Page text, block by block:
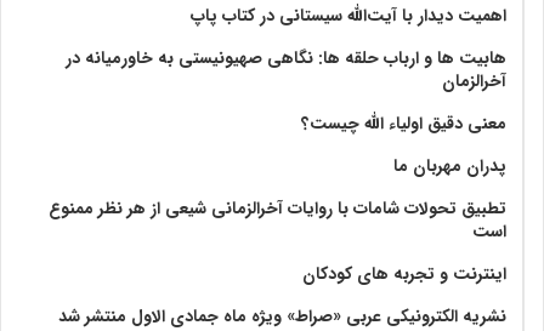
اهمیت دیدار با آیت‌الله سیستانی در کتاب پاپ
هابیت ها و ارباب حلقه ها: نگاهی صهیونیستی به خاورمیانه در
آخرالزمان
معنی دقیق اولیاء الله چیست؟
پدران مهربان ما
تطبیق تحولات شامات با روایات آخرالزمانی شیعی از هر نظر ممنوع
است
اینترنت و تجربه های کودکان
نشریه الکترونیکی عربی «صراط» ویژه ماه جمادی الاول منتشر شد